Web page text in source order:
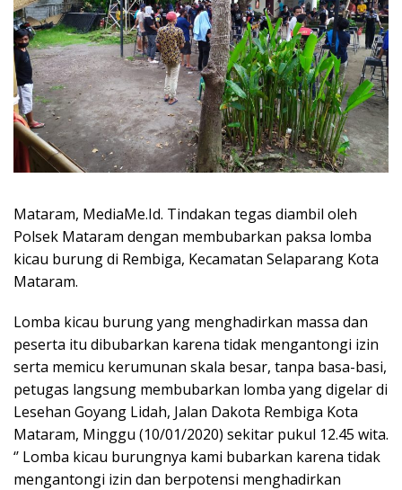
Mataram, MediaMe.Id. Tindakan tegas diambil oleh
Polsek Mataram dengan membubarkan paksa lomba
kicau burung di Rembiga, Kecamatan Selaparang Kota
Mataram.
Lomba kicau burung yang menghadirkan massa dan
peserta itu dibubarkan karena tidak mengantongi izin
serta memicu kerumunan skala besar, tanpa basa-basi,
petugas langsung membubarkan lomba yang digelar di
Lesehan Goyang Lidah, Jalan Dakota Rembiga Kota
Mataram, Minggu (10/01/2020) sekitar pukul 12.45 wita.
‘’ Lomba kicau burungnya kami bubarkan karena tidak
mengantongi izin dan berpotensi menghadirkan